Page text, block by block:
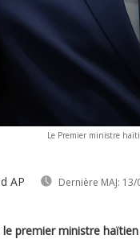
Le Premier ministre
AP Dernière MAJ: 13/
le premier ministre